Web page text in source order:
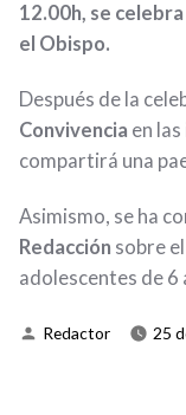
12.00h, se
el Obispo.
Después de la
Convivencia en
compartirá una
Asimismo, se ha
Redacción sobre
adolescentes de 6
Publicado
Redactor 25